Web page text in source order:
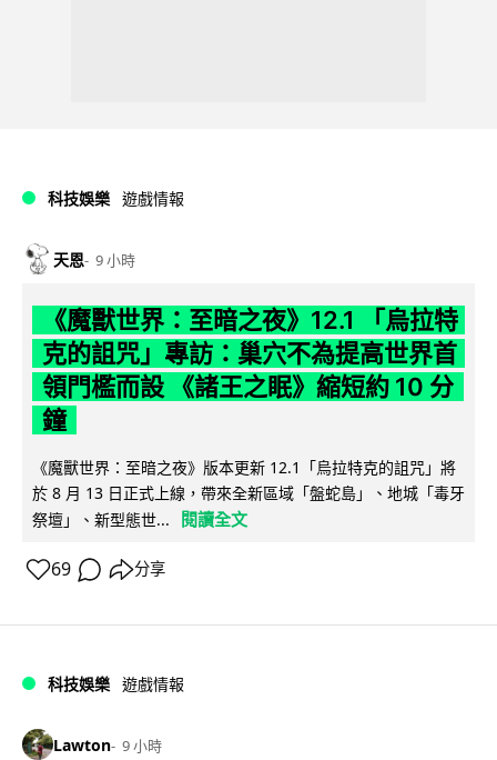
科技娛樂 遊戲情報
天恩 9 小時
《魔獸世界：至暗之夜》12.1 「烏拉特
克的詛咒」專訪：巢穴不為提高世界首
領門檻而設 《諸王之眠》縮短約 10 分
鐘
《魔獸世界：至暗之夜》版本更新 12.1「烏拉特克的詛咒」將
於 8 月 13 日正式上線，帶來全新區域「盤蛇島」、地城「毒牙
祭壇」、新型態世...
閱讀全文
69 分享
科技娛樂 遊戲情報
Lawton 9 小時